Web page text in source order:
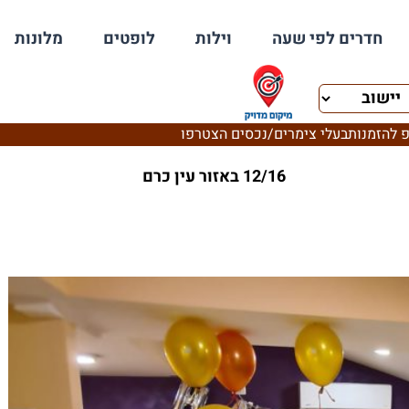
חדרים לפי שעה וילות לופטים מלונות
להזמנותבעלי צימרים/נכסים הצטרפו
12/16 באזור עין כרם